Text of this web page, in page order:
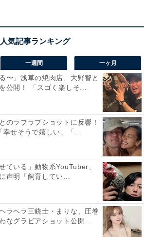
一週間 一ヶ月
〜」浅草の焼肉店、大野智と
公開！ 「スゴく楽しそ...
のラブラブショットに反響！
幸せそうで嬉しい」「...
ている」動物系YouTuber、
声明「飼育してい...
ラヘラ三銃士・まりな、圧巻
なグラビアショット公開...